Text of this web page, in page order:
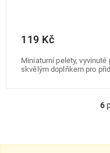
119 Kč
Miniaturní pelety, vyvinuté
skvělým doplňkem pro
6